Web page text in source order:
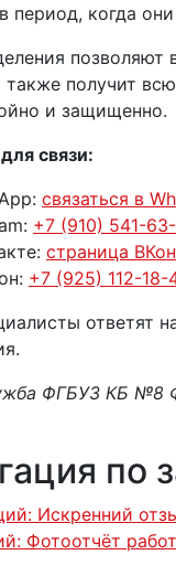
период, когда
также получит
и защищенно.
связи:
связаться в
+7 (910) 541-
страница
+7 (925) 112-18-
ответят
ФГБУЗ КБ №8
по
Искренний
Фотоотчёт